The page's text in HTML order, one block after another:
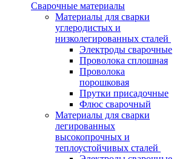
Сварочные материалы
Материалы для сварки
углеродистых и
низколегированных сталей
Электроды сварочные
Проволока сплошная
Проволока
порошковая
Прутки присадочные
Флюс сварочный
Материалы для сварки
легированных
высокопрочных и
теплоустойчивых сталей